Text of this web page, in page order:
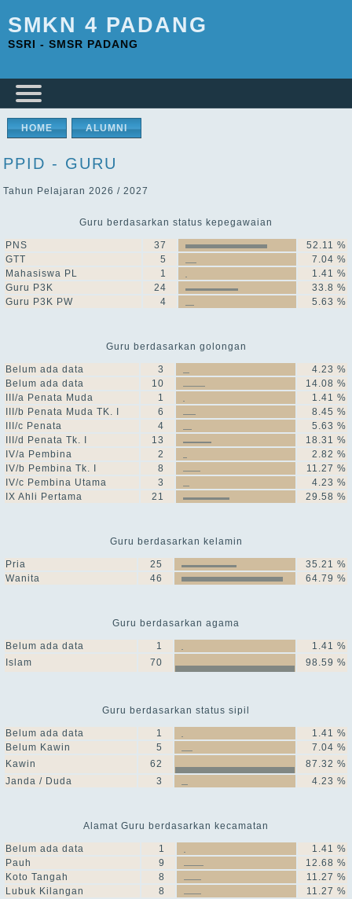
SMKN 4 PADANG
SSRI - SMSR PADANG
HOME ALUMNI
PPID - GURU
Tahun Pelajaran 2026 / 2027
Guru berdasarkan status kepegawaian
PNS 37
52.11 %
GTT
5
7.04 %
Mahasiswa PL
1
1.41 %
Guru P3K
24
33.8 %
Guru P3K PW
4 5.63 %
Guru berdasarkan golongan
Belum ada data 3
4.23 %
Belum ada data
10
14.08 %
III/a Penata Muda
1
1.41 %
III/b Penata Muda TK. I
6
8.45 %
III/c Penata
4
5.63 %
III/d Penata Tk. I
13
18.31 %
IV/a Pembina
2
2.82 %
IV/b Pembina Tk. I
8
11.27 %
IV/c Pembina Utama
3
4.23 %
IX Ahli Pertama
21 29.58 %
Guru berdasarkan kelamin
Pria 25
35.21 %
Wanita
46 64.79 %
Guru berdasarkan agama
Belum ada data 1
1.41 %
Islam
70 98.59 %
Guru berdasarkan status sipil
Belum ada data 1
1.41 %
Belum Kawin
5
7.04 %
Kawin
62
87.32 %
Janda / Duda
3 4.23 %
Alamat Guru berdasarkan kecamatan
Belum ada data 1
1.41 %
Pauh
9
12.68 %
Koto Tangah
8
11.27 %
Lubuk Kilangan
8
11.27 %